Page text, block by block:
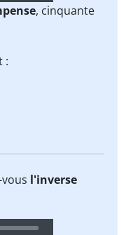
, cinquante
:
l'inverse